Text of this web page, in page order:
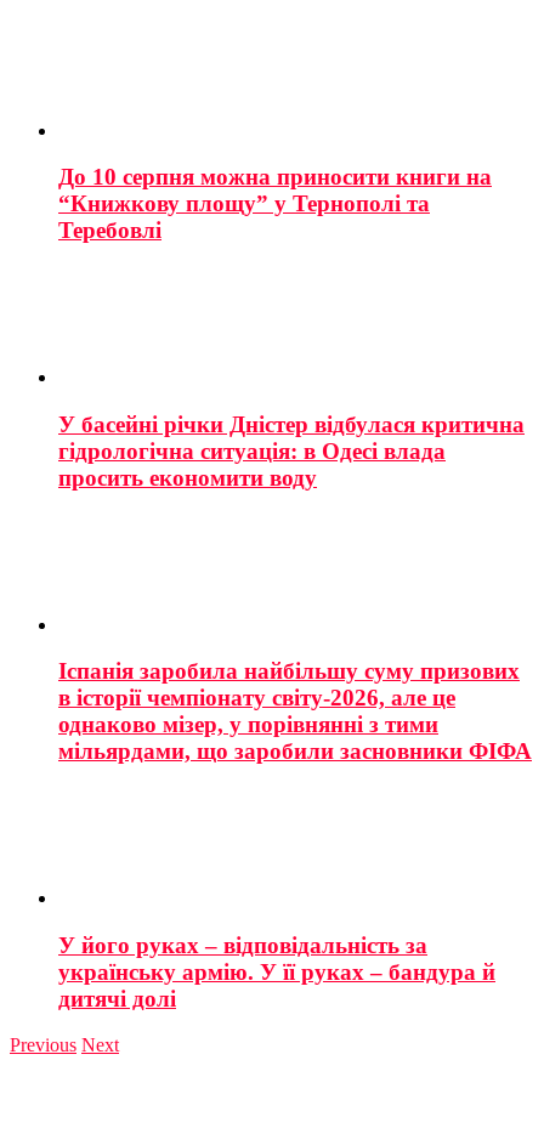
До 10 серпня можна приносити книги на
“Книжкову площу” у Тернополі та
Теребовлі
У басейні річки Дністер відбулася критична
гідрологічна ситуація: в Одесі влада
просить економити воду
Іспанія заробила найбільшу суму призових
в історії чемпіонату світу-2026, але це
однаково мізер, у порівнянні з тими
мільярдами, що заробили засновники ФІФА
У його руках – відповідальність за
українську армію. У її руках – бандура й
дитячі долі
Previous Next